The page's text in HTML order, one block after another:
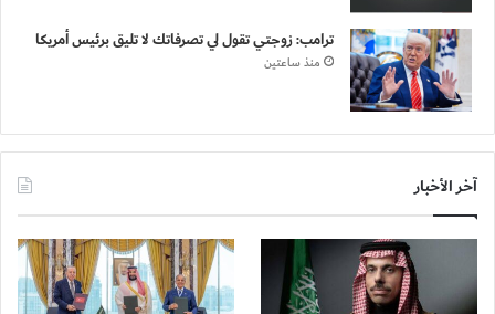
ترامب: زوجتي تقول لي تصرفاتك لا تليق برئيس أمريكا
منذ ساعتين
آخر الأخبار